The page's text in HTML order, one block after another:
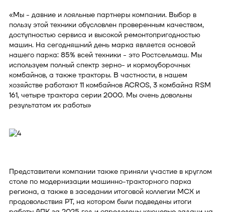
«Мы - давние и лояльные партнеры компании. Выбор в
пользу этой техники обусловлен проверенным качеством,
доступностью сервиса и высокой ремонтопригодностью
машин. На сегодняшний день марка является основой
нашего парка: 85% всей техники - это Ростсельмаш. Мы
используем полный спектр зерно- и кормоуборочных
комбайнов, а также тракторы. В частности, в нашем
хозяйстве работают 11 комбайнов ACROS, 3 комбайна RSM
161, четыре трактора серии 2000. Мы очень довольны
результатом их работы»
Представители компании также приняли участие в круглом
столе по модернизации машинно-тракторного парка
региона, а также в заседании итоговой коллегии МСХ и
продовольствия РТ, на котором были подведены итоги